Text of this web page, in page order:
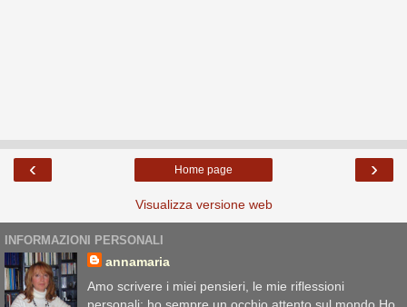
‹ ›
Home page
Visualizza versione web
INFORMAZIONI PERSONALI
annamaria
Amo scrivere i miei pensieri, le mie riflessioni